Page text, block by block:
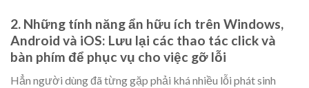
2. Những tính năng ẩn hữu ích trên Windows,
Android và iOS: Lưu lại các thao tác click và
bàn phím để phục vụ cho việc gỡ lỗi
Hẳn người dùng đã từng gặp phải khá nhiều lỗi phát sinh